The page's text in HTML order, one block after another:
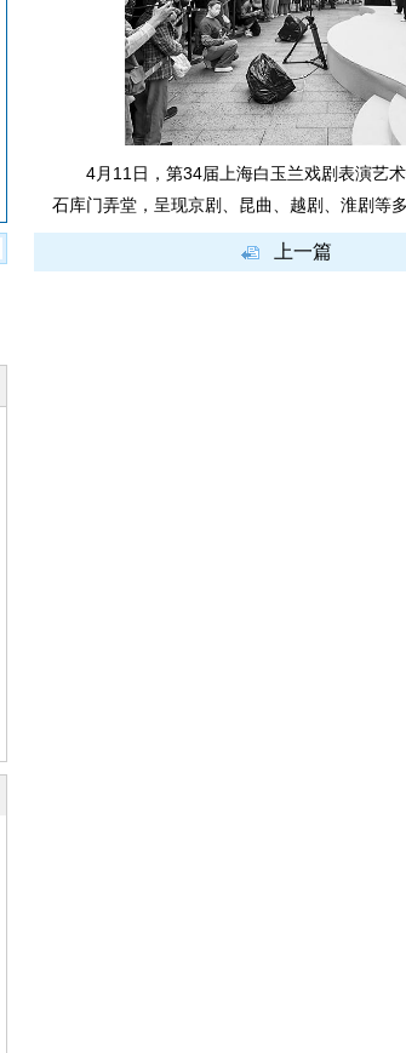
4月11日，第34届上海白玉兰戏剧表演艺术
石库门弄堂，呈现京剧、昆曲、越剧、淮剧等
上一篇